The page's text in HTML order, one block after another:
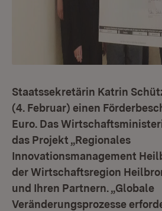
Staatssekretärin Katrin
(4. Februar) einen
Euro. Das
das Projekt „Regionales
Innovationsmanagement
der Wirtschaftsregion
und Ihren Partnern. „Globale
Veränderungsprozesse